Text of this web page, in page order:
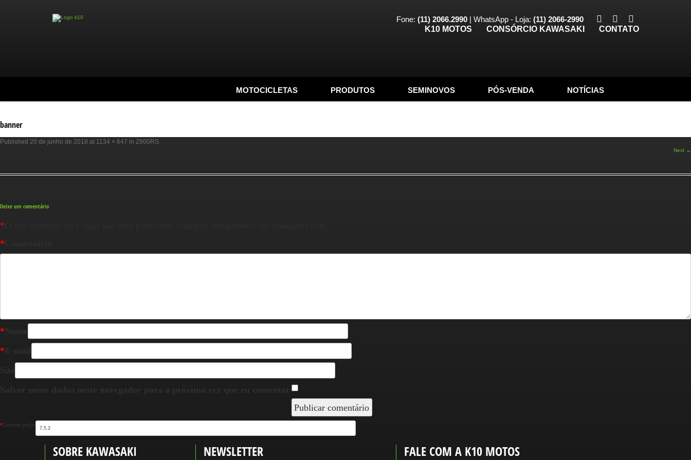
Fone: (11) 2066.2990 | WhatsApp - Loja: (11) 2066-2990
K10 MOTOS
CONSÓRCIO KAWASAKI CONTATO
MOTOCICLETAS PRODUTOS SEMINOVOS PÓS-VENDA NOTÍCIAS
banner
Published 20 de junho de 2018 at 1134 × 647 in Z900RS.
Next →
Deixe um comentário
*
*
*
*
Current ye@r
*
SOBRE KAWASAKI NEWSLETTER FALE COM A K10 MOTOS